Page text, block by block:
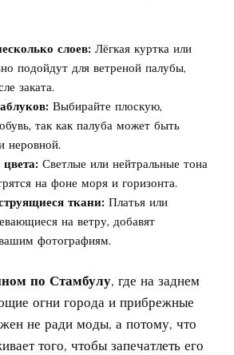
слоев: Лёгкая куртка или
подойдут для ветреной палубы,
заката.
Выбирайте плоскую,
так как палуба может быть
неровной.
Светлые или нейтральные тона
на фоне моря и горизонта.
ткани: Платья или
на ветру, добавят
фотографиям.
по Стамбулу, где на заднем
огни города и прибрежные
не ради моды, а потому, что
того, чтобы запечатлеть его